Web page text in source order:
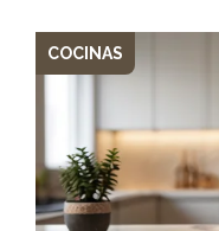
COCINAS